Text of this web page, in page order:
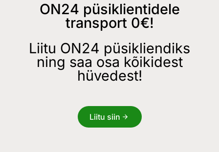
ON24 püsiklientidele
transport 0€!
Liitu ON24 püsikliendiks
ning saa osa kõikidest
hüvedest!
Liitu siin